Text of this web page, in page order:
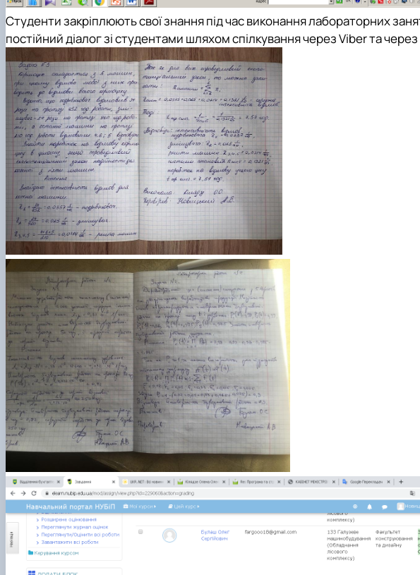
Студенти закріплюють свої знання під час виконання лабораторних
постійний діалог зі студентами шляхом спілкування через Viber та